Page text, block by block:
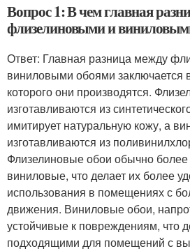
Вопрос 1: В чем главная
флизелиновыми и
Ответ: Главная разница между
виниловыми обоями заключается
которого они производятся.
изготавливаются из
имитирует натуральную кожу, а
изготавливаются из
Флизелиновые обои обычно более
виниловые, что делает их более
использования в помещениях с
движения. Виниловые обои,
устойчивые к повреждениям, что
подходящими для помещений с